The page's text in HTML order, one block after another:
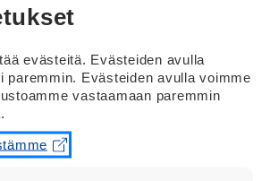
seksitaudeilta ja ei-
Kondomia ei käytetä
haluaa saada vauvan.
ei tarvitse käyttää
evästeitä. Evästeiden avulla
paremmin. Evästeiden avulla voimme
vastaamaan paremmin